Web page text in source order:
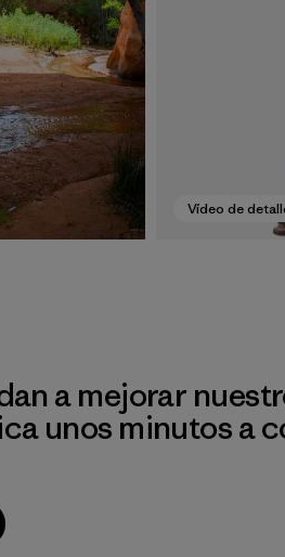
Vídeo de
a mejorar
unos minutos a